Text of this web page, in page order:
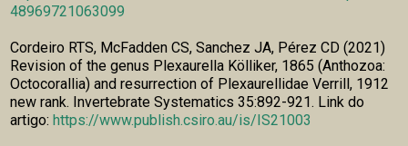
48969721063099
Cordeiro RTS, McFadden CS, Sanchez JA, Pérez CD (2021)
Revision of the genus Plexaurella Kölliker, 1865 (Anthozoa:
Octocorallia) and resurrection of Plexaurellidae Verrill, 1912
new rank. Invertebrate Systematics 35:892-921. Link do
artigo:https://www.publish.csiro.au/is/IS21003